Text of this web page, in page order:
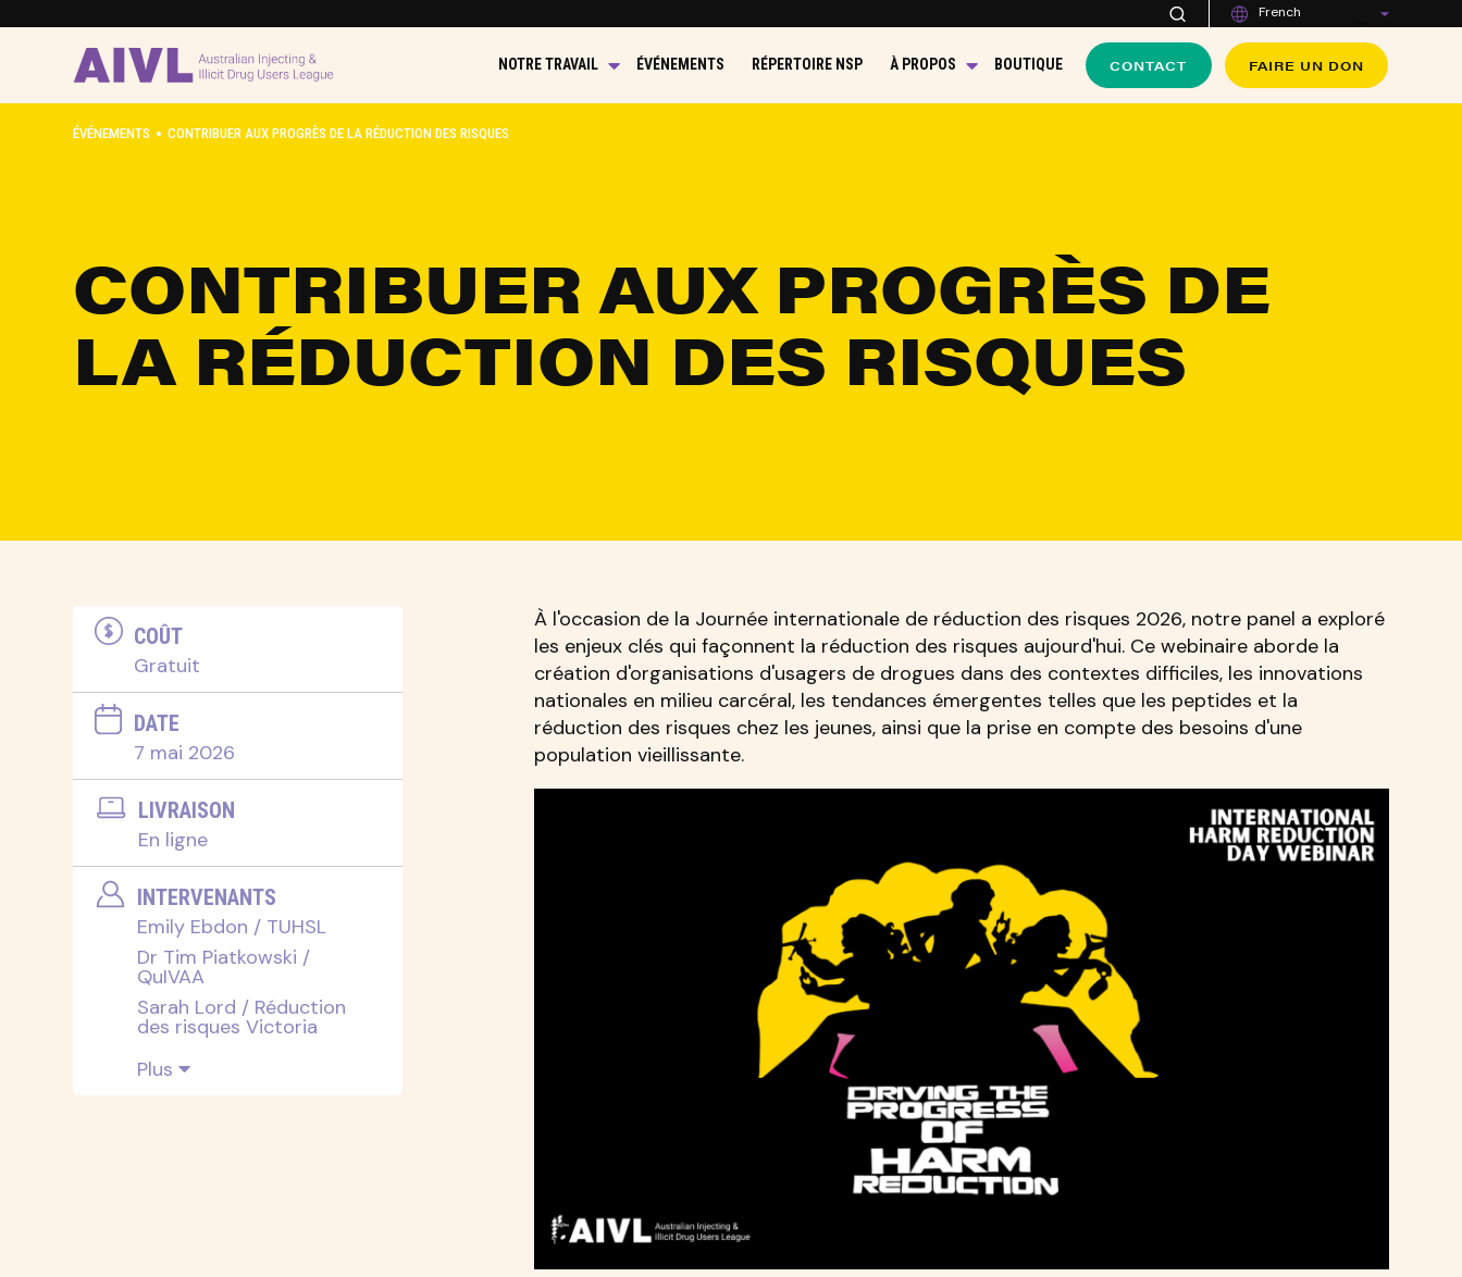
French
NOTRE TRAVAIL ÉVÉNEMENTS RÉPERTOIRE NSP À PROPOS BOUTIQUE CONTACT FAIRE UN DON
ÉVÉNEMENTS • CONTRIBUER AUX PROGRÈS DE LA RÉDUCTION DES RISQUES
CONTRIBUER AUX PROGRÈS DE
LA RÉDUCTION DES RISQUES
COÛT
Gratuit
DATE
7 mai 2026
LIVRAISON
En ligne
INTERVENANTS
Emily Ebdon / TUHSL
Dr Tim Piatkowski /
QuIVAA
Sarah Lord / Réduction
des risques Victoria
Plus
À l'occasion de la Journée internationale de réduction des risques 2026, notre panel a exploré
les enjeux clés qui façonnent la réduction des risques aujourd'hui. Ce webinaire aborde la
création d'organisations d'usagers de drogues dans des contextes difficiles, les innovations
nationales en milieu carcéral, les tendances émergentes telles que les peptides et la
réduction des risques chez les jeunes, ainsi que la prise en compte des besoins d'une
population vieillissante.